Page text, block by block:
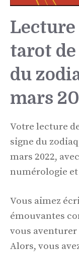
Lecture
tarot
du
mars
Votre lecture
signe du
mars 2022,
numérologie et
Vous aimez
émouvantes
vous aventurer
Alors, vous